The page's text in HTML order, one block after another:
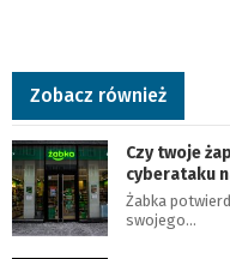
Zobacz również
Czy twoje
cyberataku
Żabka
swojego…